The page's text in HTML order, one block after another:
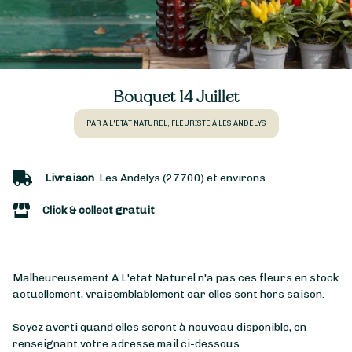
Bouquet 14 Juillet
PAR A L'ETAT NATUREL, FLEURISTE À LES ANDELYS
Livraison Les Andelys (27700) et environs
Click & collect gratuit
Malheureusement A L'etat Naturel n'a pas ces fleurs en stock
actuellement, vraisemblablement car elles sont hors saison.
Soyez averti quand elles seront à nouveau disponible, en
renseignant votre adresse mail ci-dessous.